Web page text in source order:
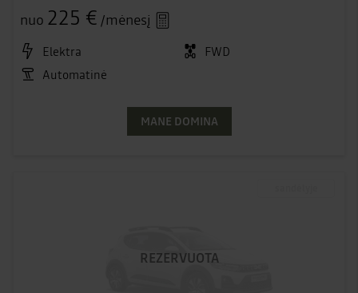
nuo 225 € /mėnesį
Elektra
FWD
Automatinė
MANE DOMINA
REZERVUOTA